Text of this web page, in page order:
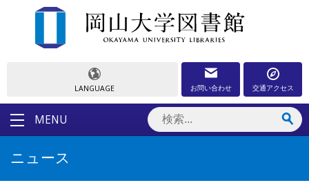
LANGUAGE お問い合わせ 交通アクセス
MENU
ニュース